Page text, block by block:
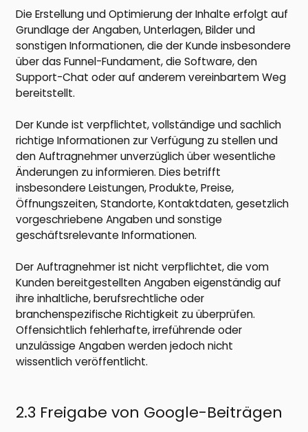
Die Erstellung und Optimierung der Inhalte erfolgt auf
Grundlage der Angaben, Unterlagen, Bilder und
sonstigen Informationen, die der Kunde insbesondere
über das Funnel-Fundament, die Software, den
Support-Chat oder auf anderem vereinbartem Weg
bereitstellt.
Der Kunde ist verpflichtet, vollständige und sachlich
richtige Informationen zur Verfügung zu stellen und
den Auftragnehmer unverzüglich über wesentliche
Änderungen zu informieren. Dies betrifft
insbesondere Leistungen, Produkte, Preise,
Öffnungszeiten, Standorte, Kontaktdaten, gesetzlich
vorgeschriebene Angaben und sonstige
geschäftsrelevante Informationen.
Der Auftragnehmer ist nicht verpflichtet, die vom
Kunden bereitgestellten Angaben eigenständig auf
ihre inhaltliche, berufsrechtliche oder
branchenspezifische Richtigkeit zu überprüfen.
Offensichtlich fehlerhafte, irreführende oder
unzulässige Angaben werden jedoch nicht
wissentlich veröffentlicht.
2.3 Freigabe von Google-Beiträgen